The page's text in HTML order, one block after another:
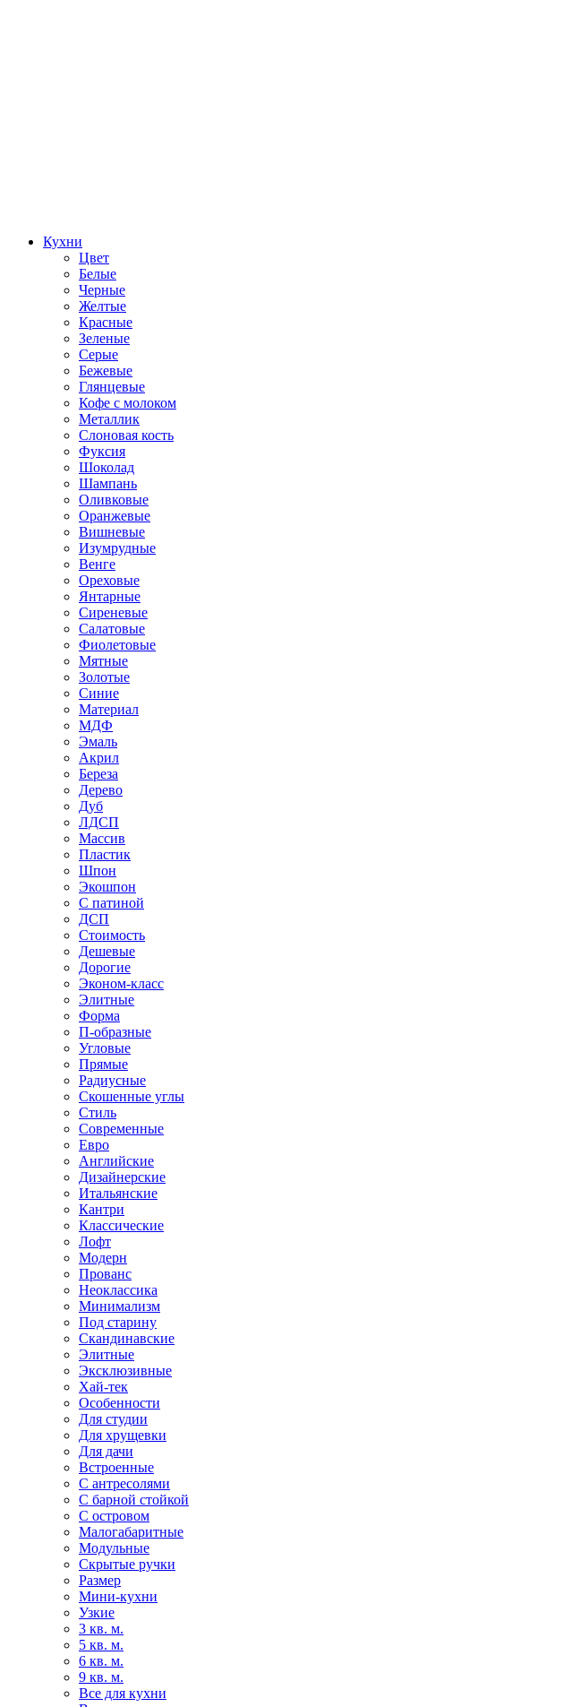
Кухни
Цвет
Белые
Черные
Желтые
Красные
Зеленые
Серые
Бежевые
Глянцевые
Кофе с молоком
Металлик
Слоновая кость
Фуксия
Шоколад
Шампань
Оливковые
Оранжевые
Вишневые
Изумрудные
Венге
Ореховые
Янтарные
Сиреневые
Салатовые
Фиолетовые
Мятные
Золотые
Синие
Материал
МДФ
Эмаль
Акрил
Береза
Дерево
Дуб
ЛДСП
Массив
Пластик
Шпон
Экошпон
С патиной
ДСП
Стоимость
Дешевые
Дорогие
Эконом-класс
Элитные
Форма
П-образные
Угловые
Прямые
Радиусные
Скошенные углы
Стиль
Современные
Евро
Английские
Дизайнерские
Итальянские
Кантри
Классические
Лофт
Модерн
Прованс
Неоклассика
Минимализм
Под старину
Скандинавские
Элитные
Эксклюзивные
Хай-тек
Особенности
Для студии
Для хрущевки
Для дачи
Встроенные
С антресолями
С барной стойкой
С островом
Малогабаритные
Модульные
Скрытые ручки
Размер
Мини-кухни
Узкие
3 кв. м.
5 кв. м.
6 кв. м.
9 кв. м.
Все для кухни